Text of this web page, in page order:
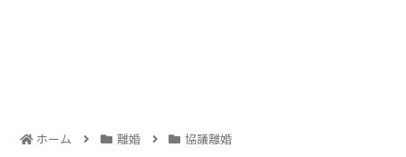
ホーム 離婚 協議離婚